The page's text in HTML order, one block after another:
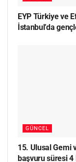
EYP Türkiye ve
İstanbul’da
GÜNCEL
15. Ulusal Gemi
başvuru süresi 4